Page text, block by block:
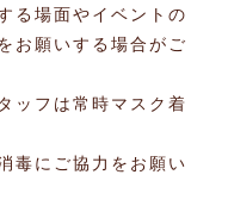
る場面やイベントの
お願いする場合がご
ッフは常時マスク着
毒にご協力をお願い